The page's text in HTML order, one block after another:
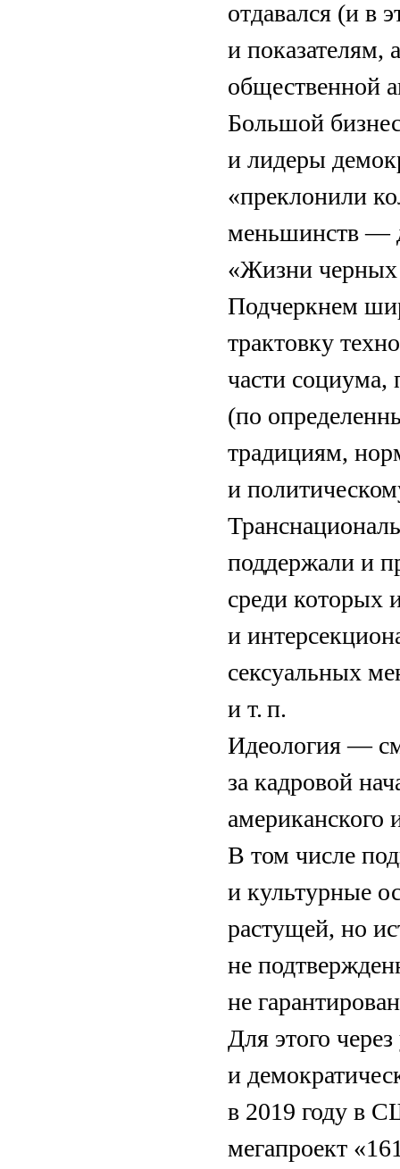
отдавался (и в
и показателям,
общественной
Большой
и лидеры
«преклонили
меньшинств —
«Жизни
Подчеркнем
трактовку
части социума,
(по
традициям,
и
поддержали и
среди
и
сексуальных
и т. п.
Идеология —
за кадровой
американского
В том числе
и культурные
растущей, но
не
не
Для этого
и
в 2019 году в
мегапроект